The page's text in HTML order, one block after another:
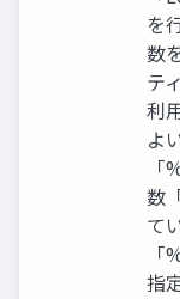
を
数
テ
利
よ
数
て
指